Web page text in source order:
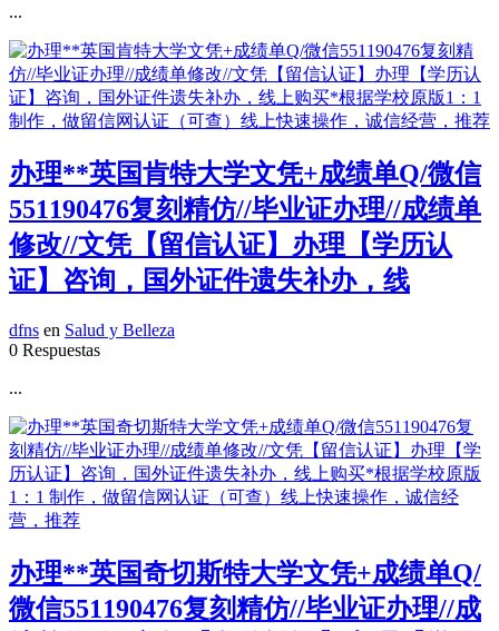
...
办理**英国肯特大学文凭+成绩单Q/微信
551190476复刻精仿//毕业证办理//成绩单
修改//文凭【留信认证】办理【学历认
证】咨询，国外证件遗失补办，线
dfns en Salud y Belleza
0 Respuestas
...
办理**英国奇切斯特大学文凭+成绩单Q/
微信551190476复刻精仿//毕业证办理//成